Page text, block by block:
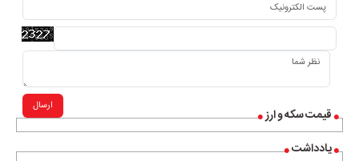
قیمت سکه و ارز
یادداشت
ارسال